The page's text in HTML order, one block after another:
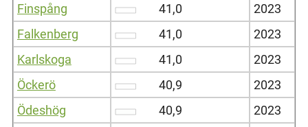
Finspång
41,0
2023
Falkenberg
41,0
2023
Karlskoga
41,0
2023
Öckerö
40,9
2023
Ödeshög
40,9
2023